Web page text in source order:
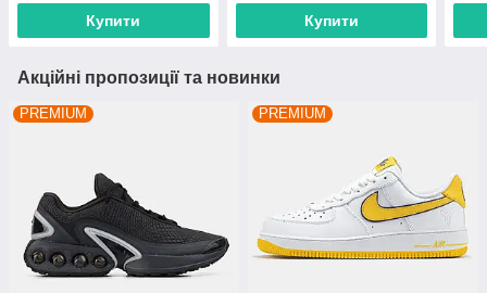
Купити Купити
Акційні пропозиції та новинки
PREMIUM PREMIUM